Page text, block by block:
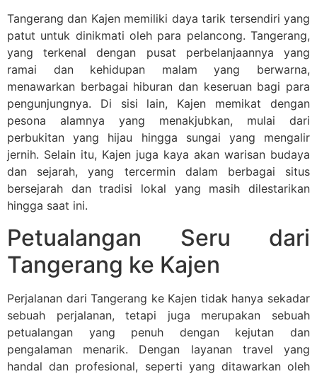
Tangerang dan Kajen memiliki daya tarik tersendiri yang
patut untuk dinikmati oleh para pelancong. Tangerang,
yang terkenal dengan pusat perbelanjaannya yang
ramai dan kehidupan malam yang berwarna,
menawarkan berbagai hiburan dan keseruan bagi para
pengunjungnya. Di sisi lain, Kajen memikat dengan
pesona alamnya yang menakjubkan, mulai dari
perbukitan yang hijau hingga sungai yang mengalir
jernih. Selain itu, Kajen juga kaya akan warisan budaya
dan sejarah, yang tercermin dalam berbagai situs
bersejarah dan tradisi lokal yang masih dilestarikan
hingga saat ini.
Petualangan Seru dari
Tangerang ke Kajen
Perjalanan dari Tangerang ke Kajen tidak hanya sekadar
sebuah perjalanan, tetapi juga merupakan sebuah
petualangan yang penuh dengan kejutan dan
pengalaman menarik. Dengan layanan travel yang
handal dan profesional, seperti yang ditawarkan oleh